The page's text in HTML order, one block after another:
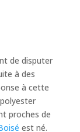
de disputer
à des
à cette
proches de
est né.